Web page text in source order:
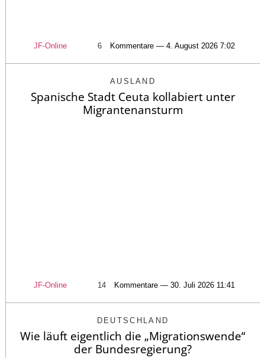
JF-Online 6 Kommentare — 4. August 2026 7:02
AUSLAND
Spanische Stadt Ceuta kollabiert unter
Migrantenansturm
JF-Online 14 Kommentare — 30. Juli 2026 11:41
DEUTSCHLAND
Wie läuft eigentlich die „Migrationswende“
der Bundesregierung?